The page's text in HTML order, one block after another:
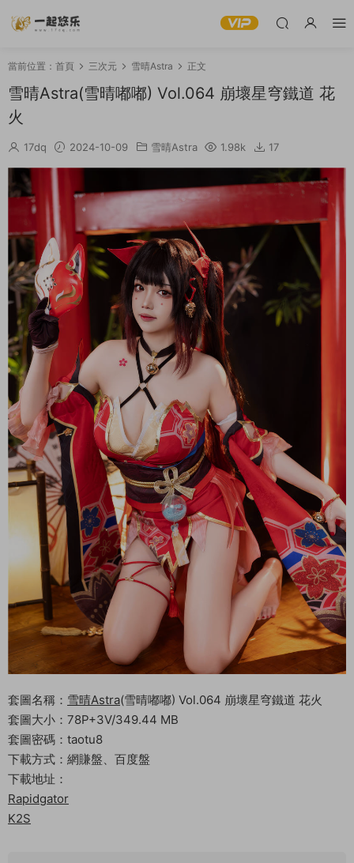
當前位置： 首頁 三次元 雪晴Astra 正文
雪晴Astra(雪晴嘟嘟) Vol.064 崩壞星穹鐵道 花
火
17dq 2024-10-09 雪晴Astra 1.98k 17
套圖名稱： 雪晴Astra(雪晴嘟嘟) Vol.064 崩壞星穹鐵道 花火
套圖大小：78P+3V/349.44 MB
套圖密碼：taotu8
下載方式：網賺盤、百度盤
下載地址：
Rapidgator
K2S